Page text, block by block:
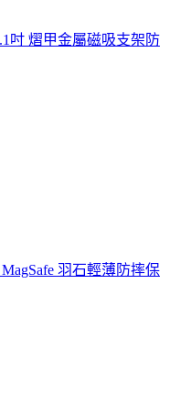
吋 熠甲金屬磁吸支架防
MagSafe 羽石輕薄防摔保